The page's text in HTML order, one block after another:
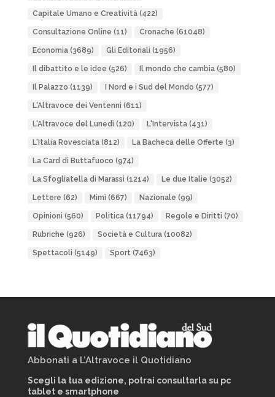
Capitale Umano e Creatività(422)
Consultazione Online (11) Cronache (61048)
Economia(3689) Gli Editoriali (1956)
Il dibattito e le idee (526) Il mondo che cambia(580)
Il Palazzo (1139) I Nord e i Sud del Mondo (577)
L'Altravoce dei Ventenni (611)
L'Altravoce del Lunedì (120) L'Intervista(431)
L'Italia Rovesciata(812) La Bacheca delle Offerte (3)
La Card di Buttafuoco (974)
La Sfogliatella di Marassi (1214) Le due Italie (3052)
Lettere (62) Mimì (667) Nazionale (99)
Opinioni (560) Politica(11794) Regole e Diritti (70)
Rubriche (926) Società e Cultura(10082)
Spettacoli (5149) Sport(7463)
Abbonati a L’Altravoce il Quotidiano
Scegli la tua edizione, potrai consultarla su pc
tablet e smartphone